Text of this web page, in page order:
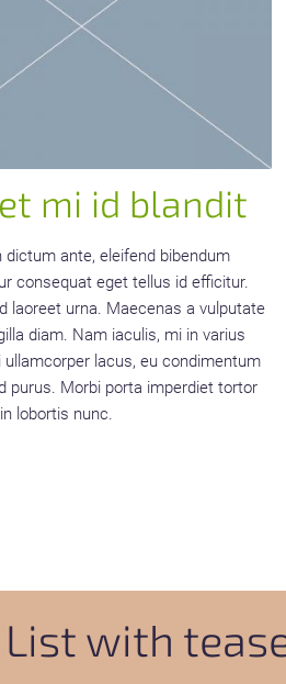
mi id blandit
dictum ante, eleifend bibendum
consequat eget tellus id efficitur.
laoreet urna. Maecenas a vulputate
diam. Nam iaculis, mi in varius
lacus, eu condimentum
purus. Morbi porta imperdiet tortor
lobortis nunc.
with